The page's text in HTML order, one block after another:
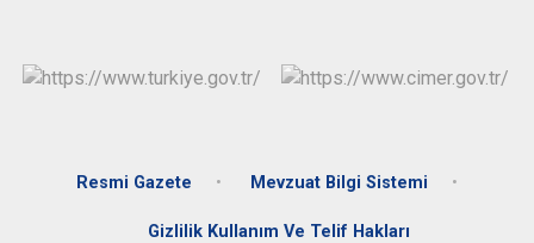
Resmi Gazete Mevzuat Bilgi Sistemi
Gizlilik Kullanım Ve Telif Hakları